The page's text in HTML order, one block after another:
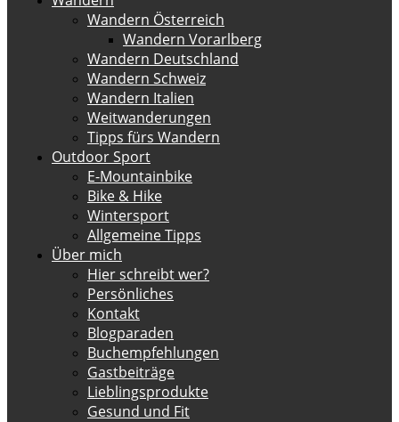
Wandern Österreich
Wandern Vorarlberg
Wandern Deutschland
Wandern Schweiz
Wandern Italien
Weitwanderungen
Tipps fürs Wandern
Outdoor Sport
E-Mountainbike
Bike & Hike
Wintersport
Allgemeine Tipps
Über mich
Hier schreibt wer?
Persönliches
Kontakt
Blogparaden
Buchempfehlungen
Gastbeiträge
Lieblingsprodukte
Gesund und Fit